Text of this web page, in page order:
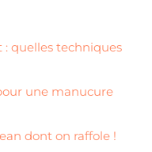
quelles techniques
une manucure
dont on raffole !